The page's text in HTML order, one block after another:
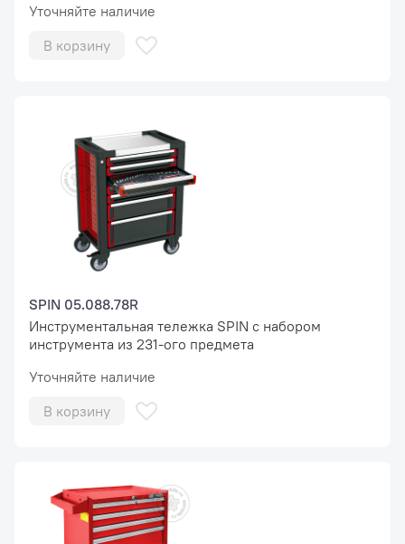
Уточняйте наличие
В корзину
SPIN 05.088.78R
Инструментальная тележка SPIN с набором
инструмента из 231-ого предмета
Уточняйте наличие
В корзину